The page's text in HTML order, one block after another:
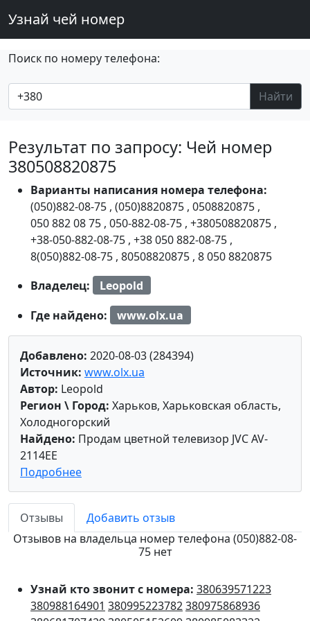
Узнай чей номер
Поиск по номеру телефона:
Найти
Результат по запросу: Чей номер
380508820875
Варианты написания номера телефона:
(050)882-08-75 , (050)8820875 , 0508820875 ,
050 882 08 75 , 050-882-08-75 , +380508820875 ,
+38-050-882-08-75 , +38 050 882-08-75 ,
8(050)882-08-75 , 80508820875 , 8 050 8820875
Владелец:
Leopold
Где найдено:
www.olx.ua
Добавлено: 2020-08-03 (284394)
Источник: www.olx.ua
Автор: Leopold
Регион \ Город: Харьков, Харьковская область,
Холодногорский
Найдено: Продам цветной телевизор JVC AV-
2114EE
Подробнее
Отзывы
Добавить отзыв
Отзывов на владельца номер телефона (050)882-08-
75 нет
Узнай кто звонит с номера: 380639571223
380988164901 380995223782380975868936